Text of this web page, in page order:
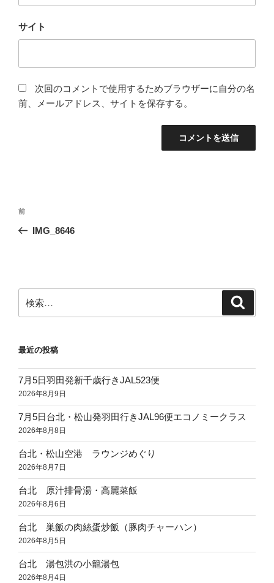
サイト
次回のコメントで使用するためブラウザーに自分の名
前、メールアドレス、サイトを保存する。
投
ナ
ー
シ
前
の
前
IMG_8646
索:
最近の投稿
7月5日羽田発新千歳行きJAL523便
2026年8月9日
7月5日台北・松山発羽田行きJAL96便エコノミークラス
2026年8月8日
台北・松山空港 ラウンジめぐり
2026年8月7日
台北 原汁排骨湯・高麗菜飯
2026年8月6日
台北 巣飯の肉絲蛋炒飯（豚肉チャーハン）
2026年8月5日
台北 湯包洪の小籠湯包
2026年8月4日